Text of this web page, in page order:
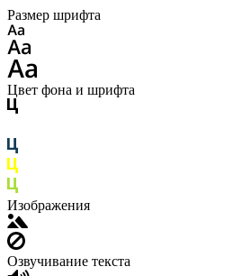
Размер шрифта
Цвет фона и шрифта
Изображения
Озвучивание текста